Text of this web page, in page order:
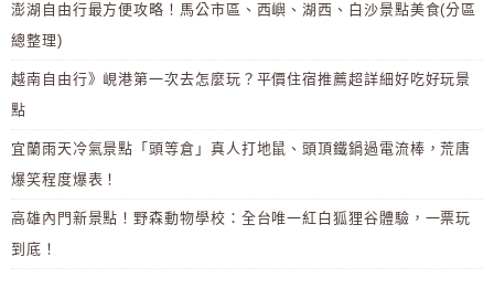
澎湖自由行最方便攻略！馬公市區、西嶼、湖西、白沙景點美食(分區
總整理)
越南自由行》峴港第一次去怎麼玩？平價住宿推薦超詳細好吃好玩景
點
宜蘭雨天冷氣景點「頭等倉」真人打地鼠、頭頂鐵鍋過電流棒，荒唐
爆笑程度爆表！
高雄內門新景點！野森動物學校：全台唯一紅白狐狸谷體驗，一票玩
到底！